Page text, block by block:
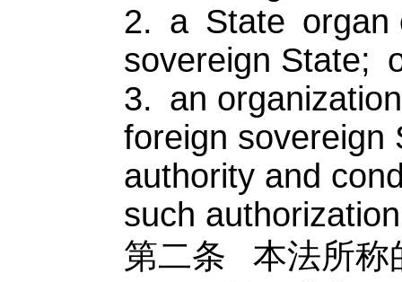
2. a State organ
sovereign State;
3. an
foreign
authority and
such
第二条
本法所称